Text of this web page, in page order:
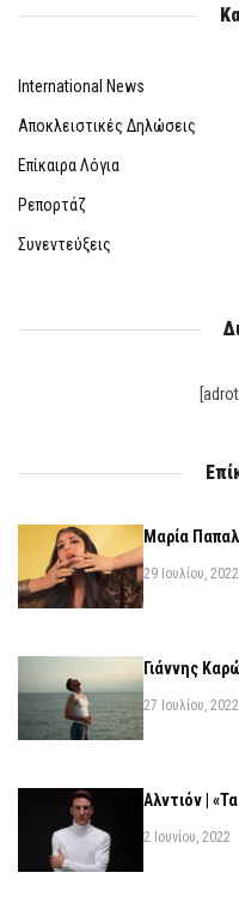
International News
Αποκλειστικές Δηλώσεις
Επίκαιρα Λόγια
Ρεπορτάζ
Συνεντεύξεις
Μαρία
29 Ιουλίου, 2022
Γιάννης
27 Ιουλίου, 2022
Αλντιόν |
2 Ιουνίου, 2022